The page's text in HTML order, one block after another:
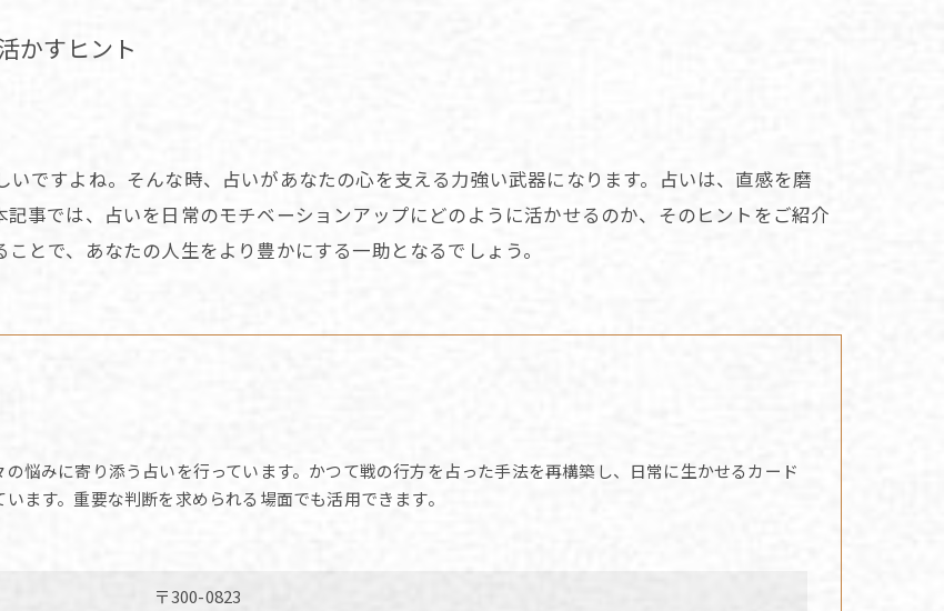
かすヒント
ですよね。そんな時、占いがあなたの心を支える力強い武器になります。占いは、直感を磨
事では、占いを日常のモチベーションアップにどのように活かせるのか、そのヒントをご紹介
とで、あなたの人生をより豊かにする一助となるでしょう。
悩みに寄り添う占いを行っています。かつて戦の行方を占った手法を再構築し、日常に生かせるカード
ます。重要な判断を求められる場面でも活用できます。
〒300-0823